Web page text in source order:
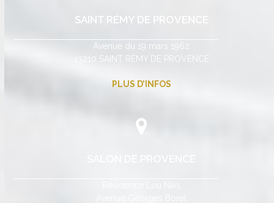
SAINT RÉMY DE PROVENCE
Avenue du 19 mars 1962
13210 SAINT RÉMY DE PROVENCE
PLUS D’INFOS